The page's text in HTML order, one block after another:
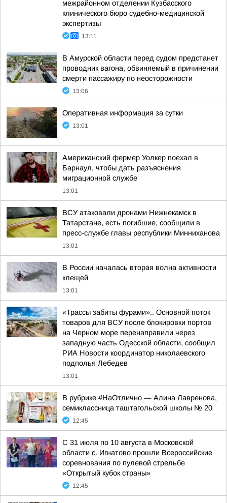
межрайонном отделении Кузбасского
клинического бюро судебно-медицинской
экспертизы
13:11
В Амурской области перед судом предстанет
проводник вагона, обвиняемый в причинении
смерти пассажиру по неосторожности
13:06
Оперативная информация за сутки
13:01
Американский фермер Уолкер поехал в
Барнаул, чтобы дать разъяснения
миграционной службе
13:01
ВСУ атаковали дронами Нижнекамск в
Татарстане, есть погибшие, сообщили в
пресс-службе главы республики Минниханова
13:01
В России началась вторая волна активности
клещей
13:01
«Трассы забиты фурами».. Основной поток
товаров для ВСУ после блокировки портов
на Черном море перенаправили через
западную часть Одесской области, сообщил
РИА Новости координатор николаевского
подполья Лебедев
13:01
В рубрике #НаОтлично — Алина Лавренова,
семиклассница таштагольской школы № 20
12:45
С 31 июля по 10 августа в Московской
области с. Игнатово прошли Всероссийские
соревнования по пулевой стрельбе
«Открытый кубок страны»
12:45